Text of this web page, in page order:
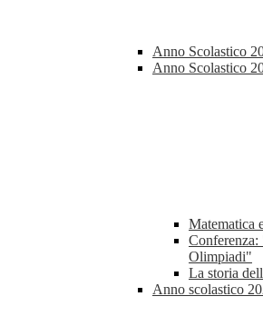
Anno Scolastico
Anno Scolastico
Matematica
Olimpiadi"
La storia
Anno scolastico